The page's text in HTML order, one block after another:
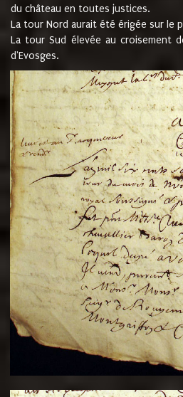
du château en toutes justices.
La tour Nord aurait été érigée sur le
La tour Sud élevée au croisement
d'Evosges.